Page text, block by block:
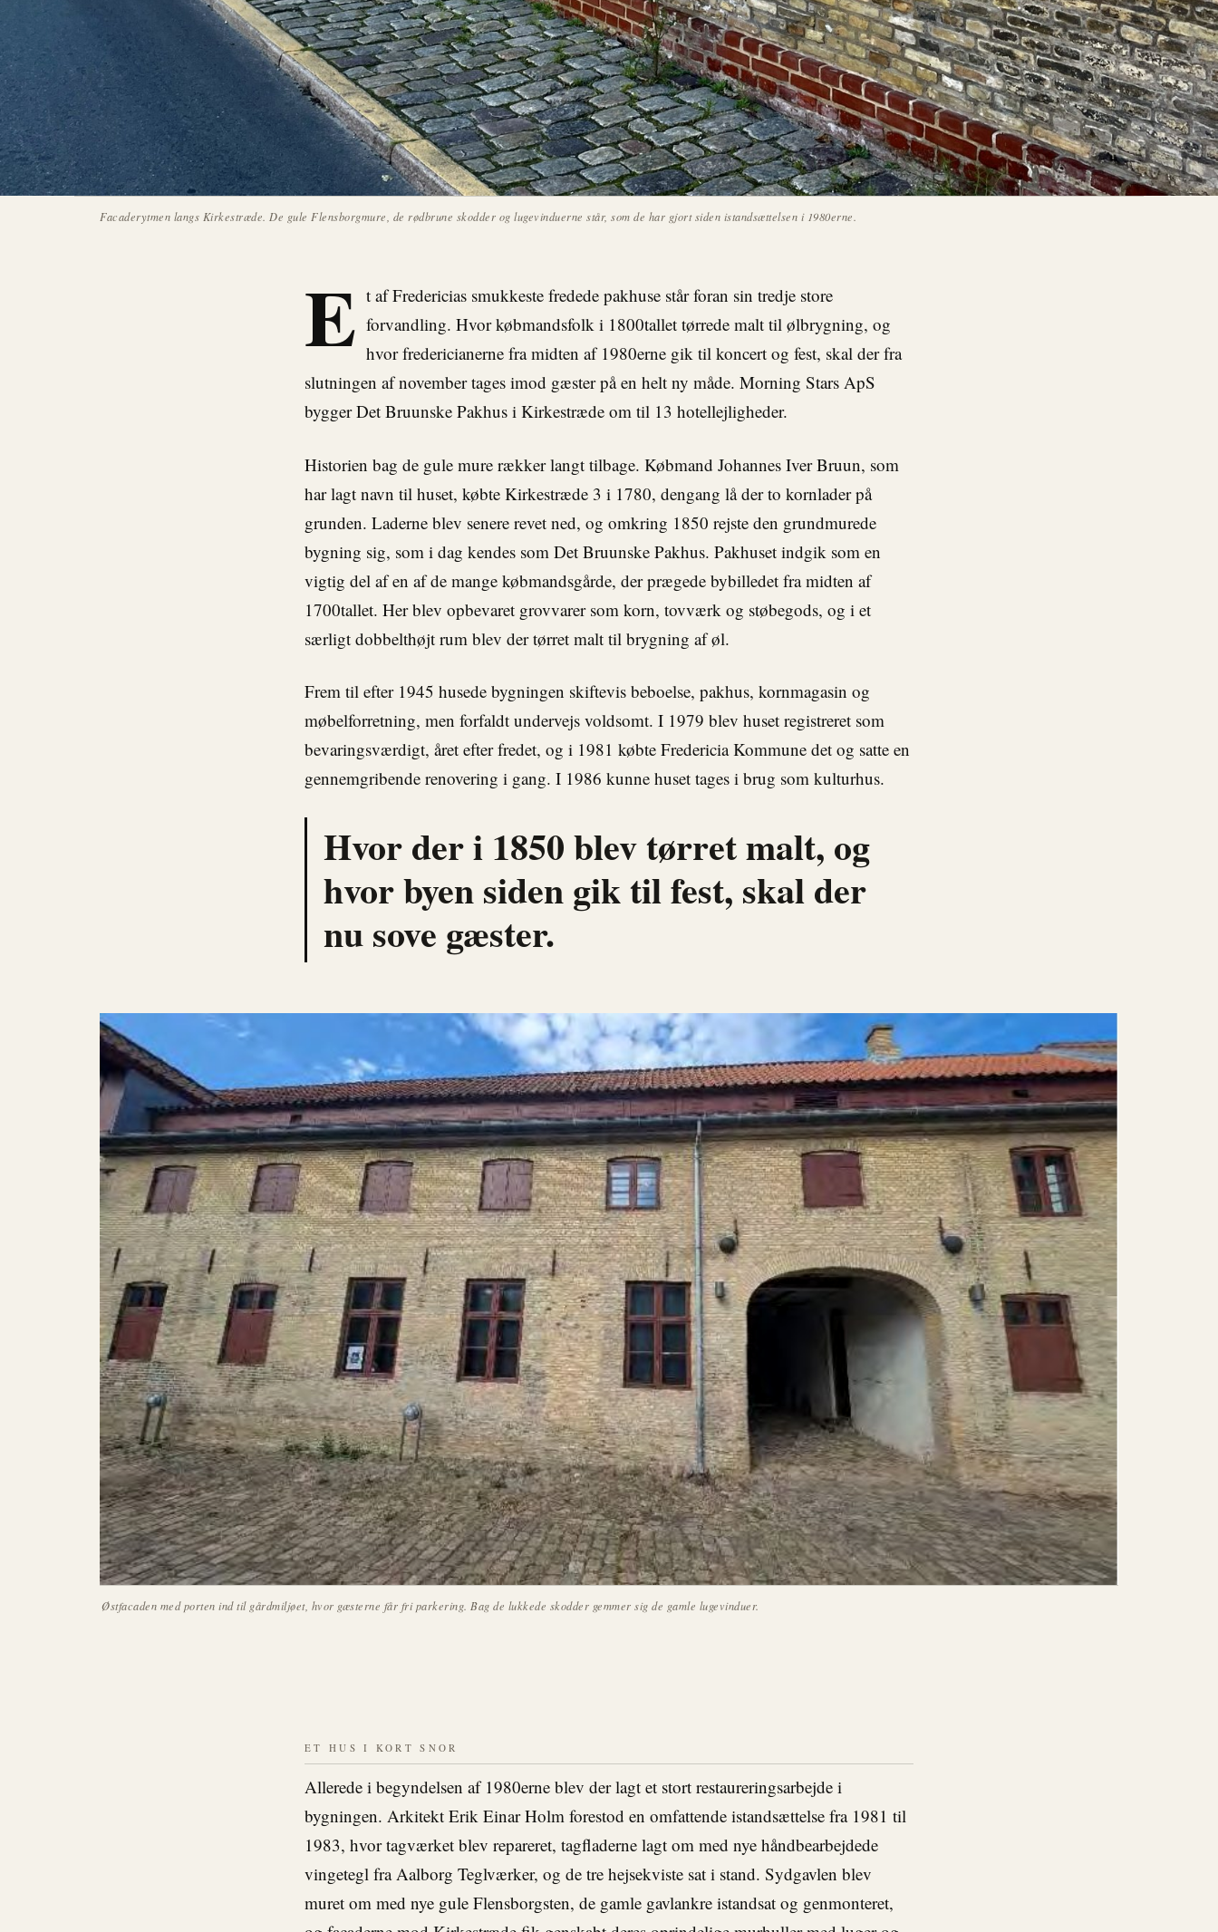
Facaderytmen langs Kirkestræde. De gule Flensborgmure, de rødbrune skodder og lugevinduerne står, som de har gjort siden istandsættelsen i 1980erne.
E t af Fredericias smukkeste fredede pakhuse står foran sin tredje store
forvandling. Hvor købmandsfolk i 1800tallet tørrede malt til ølbrygning, og
hvor fredericianerne fra midten af 1980erne gik til koncert og fest, skal der fra
slutningen af november tages imod gæster på en helt ny måde. Morning Stars ApS
bygger Det Bruunske Pakhus i Kirkestræde om til 13 hotellejligheder.
Historien bag de gule mure rækker langt tilbage. Købmand Johannes Iver Bruun, som
har lagt navn til huset, købte Kirkestræde 3 i 1780, dengang lå der to kornlader på
grunden. Laderne blev senere revet ned, og omkring 1850 rejste den grundmurede
bygning sig, som i dag kendes som Det Bruunske Pakhus. Pakhuset indgik som en
vigtig del af en af de mange købmandsgårde, der prægede bybilledet fra midten af
1700tallet. Her blev opbevaret grovvarer som korn, tovværk og støbegods, og i et
særligt dobbelthøjt rum blev der tørret malt til brygning af øl.
Frem til efter 1945 husede bygningen skiftevis beboelse, pakhus, kornmagasin og
møbelforretning, men forfaldt undervejs voldsomt. I 1979 blev huset registreret som
bevaringsværdigt, året efter fredet, og i 1981 købte Fredericia Kommune det og satte en
gennemgribende renovering i gang. I 1986 kunne huset tages i brug som kulturhus.
Hvor der i 1850 blev tørret malt, og
hvor byen siden gik til fest, skal der
nu sove gæster.
Østfacaden med porten ind til gårdmiljøet, hvor gæsterne får fri parkering. Bag de lukkede skodder gemmer sig de gamle lugevinduer.
ET HUS I KORT SNOR
Allerede i begyndelsen af 1980erne blev der lagt et stort restaureringsarbejde i
bygningen. Arkitekt Erik Einar Holm forestod en omfattende istandsættelse fra 1981 til
1983, hvor tagværket blev repareret, tagfladerne lagt om med nye håndbearbejdede
vingetegl fra Aalborg Teglværker, og de tre hejsekviste sat i stand. Sydgavlen blev
muret om med nye gule Flensborgsten, de gamle gavlankre istandsat og genmonteret,